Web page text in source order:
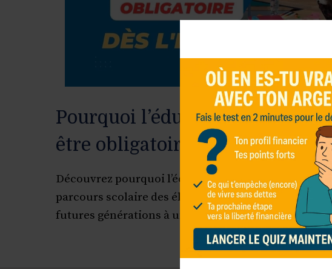
Pourquoi l’éducation
être obligatoire dès l’école
Découvrez pourquoi l’éducation financière est
parcours scolaire des élèves et comment elle peut
futures générations à une meilleure gestion de leur